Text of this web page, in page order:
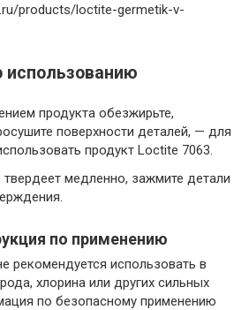
products/loctite-germetik-v-
использованию
продукта обезжирьте,
поверхности деталей, — для
продукт Loctite 7063.
твердеет медленно, зажмите детали
по применению
рекомендуется использовать в
хлорина или других сильных
по безопасному применению